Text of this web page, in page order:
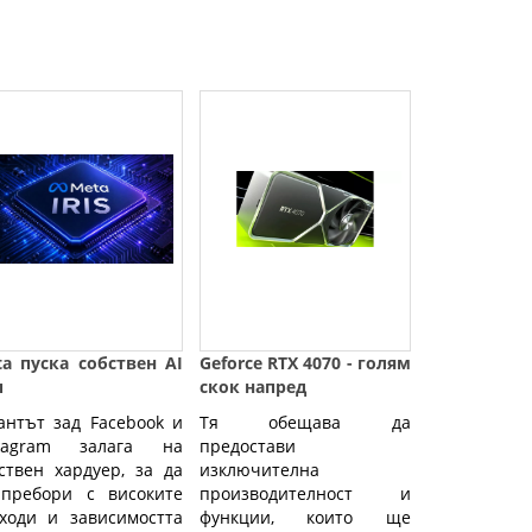
пуска собствен AI
зад Facebook и
залага на
хардуер, за да
с високите
и зависимостта
Geforce RTX 4070 - голям
скок напред
Тя обещава да
предостави
изключителна
производителност и
функции, които ще